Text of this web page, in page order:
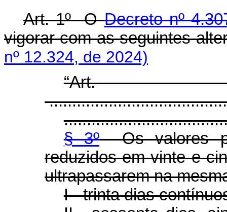
Art. 1º ODecreto nº
vigorar com as seguintes
nº 12.324, de 2024)
§ 3ºOs valores
reduzidos em vinte e
ultrapassarem na
I - trinta dias